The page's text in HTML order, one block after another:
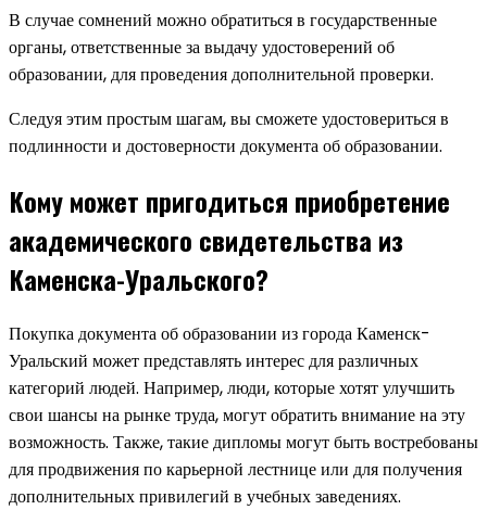
В случае сомнений можно обратиться в государственные
органы, ответственные за выдачу удостоверений об
образовании, для проведения дополнительной проверки.
Следуя этим простым шагам, вы сможете удостовериться в
подлинности и достоверности документа об образовании.
Кому может пригодиться приобретение
академического свидетельства из
Каменска-Уральского?
Покупка документа об образовании из города Каменск-
Уральский может представлять интерес для различных
категорий людей. Например, люди, которые хотят улучшить
свои шансы на рынке труда, могут обратить внимание на эту
возможность. Также, такие дипломы могут быть востребованы
для продвижения по карьерной лестнице или для получения
дополнительных привилегий в учебных заведениях.